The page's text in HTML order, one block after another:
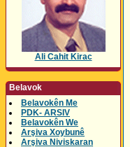
Ali Cahit Kirac
Belavok
Belavokên Me
PDK- ARSIV
Belavokên We
Arşiva Xoybunê
Arşiva Niviskaran